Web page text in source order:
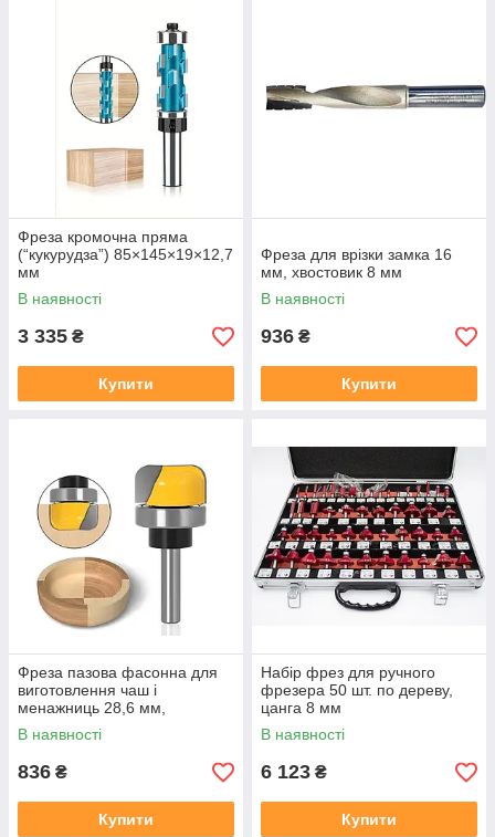
Фреза кромочна пряма
(“кукурудза”) 85×145×19×12,7
мм
В наявності
3 335 ₴
Купити
Фреза для врізки замка 16
мм, хвостовик 8 мм
В наявності
936 ₴
Купити
Фреза пазова фасонна для
виготовлення чаш і
менажниць 28,6 мм,
хвостовик 8 мм
В наявності
836 ₴
Купити
Набір фрез для ручного
фрезера 50 шт. по дереву,
цанга 8 мм
В наявності
6 123 ₴
Купити